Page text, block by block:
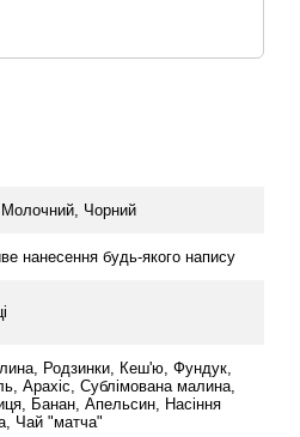
Молочний, Чорний
нанесення будь-якого напису
Родзинки, Кеш'ю, Фундук,
Арахіс, Сублімована малина,
Банан, Апельсин, Насіння
Чай "матча"